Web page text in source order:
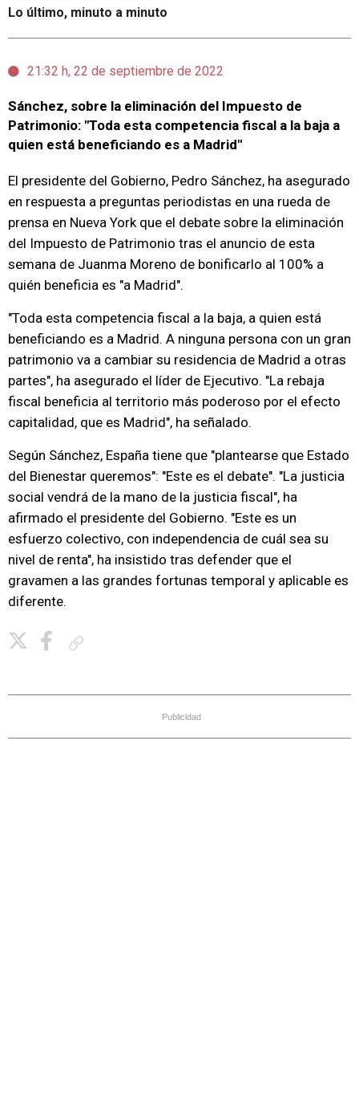
Lo último, minuto a minuto
21:32 h, 22 de septiembre de 2022
Sánchez, sobre la eliminación del Impuesto de
Patrimonio: "Toda esta competencia fiscal a la baja a
quien está beneficiando es a Madrid"
El presidente del Gobierno, Pedro Sánchez, ha asegurado
en respuesta a preguntas periodistas en una rueda de
prensa en Nueva York que el debate sobre la eliminación
del Impuesto de Patrimonio tras el anuncio de esta
semana de Juanma Moreno de bonificarlo al 100% a
quién beneficia es "a Madrid".
"Toda esta competencia fiscal a la baja, a quien está
beneficiando es a Madrid. A ninguna persona con un gran
patrimonio va a cambiar su residencia de Madrid a otras
partes", ha asegurado el líder de Ejecutivo. "La rebaja
fiscal beneficia al territorio más poderoso por el efecto
capitalidad, que es Madrid", ha señalado.
Según Sánchez, España tiene que "plantearse que Estado
del Bienestar queremos": "Este es el debate". "La justicia
social vendrá de la mano de la justicia fiscal", ha
afirmado el presidente del Gobierno. "Este es un
esfuerzo colectivo, con independencia de cuál sea su
nivel de renta", ha insistido tras defender que el
gravamen a las grandes fortunas temporal y aplicable es
diferente.
Publicidad